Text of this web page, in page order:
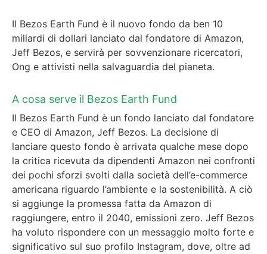
Il Bezos Earth Fund è il nuovo fondo da ben 10
miliardi di dollari lanciato dal fondatore di Amazon,
Jeff Bezos, e servirà per sovvenzionare ricercatori,
Ong e attivisti nella salvaguardia del pianeta.
A cosa serve il Bezos Earth Fund
Il Bezos Earth Fund è un fondo lanciato dal fondatore
e CEO di Amazon, Jeff Bezos. La decisione di
lanciare questo fondo è arrivata qualche mese dopo
la critica ricevuta da dipendenti Amazon nei confronti
dei pochi sforzi svolti dalla società dell’e-commerce
americana riguardo l’ambiente e la sostenibilità. A ciò
si aggiunge la promessa fatta da Amazon di
raggiungere, entro il 2040, emissioni zero. Jeff Bezos
ha voluto rispondere con un messaggio molto forte e
significativo sul suo profilo Instagram, dove, oltre ad